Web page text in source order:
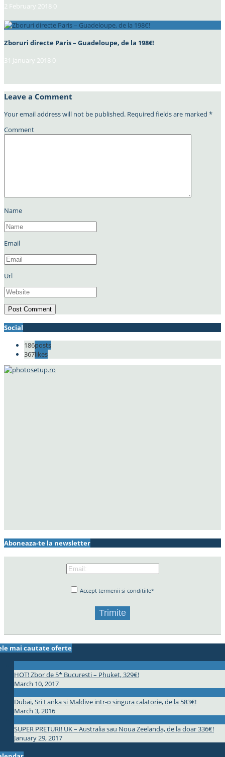
2 February 2018 0
Zboruri directe Paris – Guadeloupe, de la 198€!
31 January 2018 0
Leave a Comment
Your email address will not be published. Required fields are marked *
Comment
Name
Email
Url
Social
186posts
367likes
Aboneaza-te la newsletter
Accept termenii si conditiile*
mai cautate oferte
HOT! Zbor de 5* Bucuresti – Phuket, 329€!
March 10, 2017
Dubai, Sri Lanka si Maldive intr-o singura calatorie, de la 583€!
March 3, 2016
SUPER PRETURI! UK – Australia sau Noua Zeelanda, de la doar 336€!
January 29, 2017